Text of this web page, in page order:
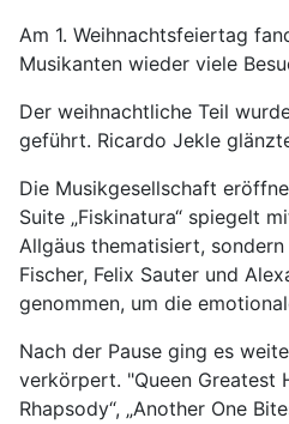
Am 1. Weihnachtsfeiertag
Musikanten wieder viele
Der weihnachtliche Teil
geführt. Ricardo Jekle
Die Musikgesellschaft
Suite „Fiskinatura“ spiegelt
Allgäus thematisiert,
Fischer, Felix Sauter und
genommen, um die
Nach der Pause ging es
verkörpert. "Queen Greatest
Rhapsody“, „Another One